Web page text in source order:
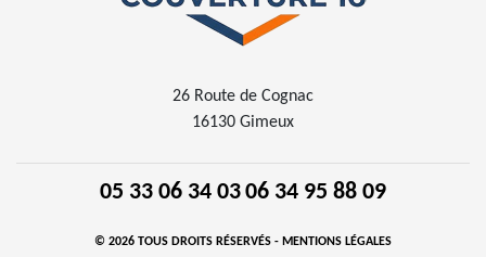
26 Route de Cognac
16130 Gimeux
05 33 06 34 0306 34 95 88 09
© 2026 TOUS DROITS RÉSERVÉS - MENTIONS LÉGALES